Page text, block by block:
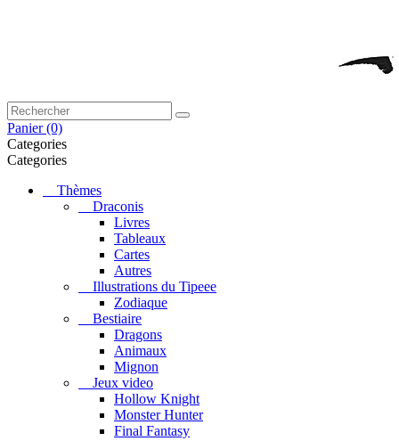
Panier (0)
Categories
Categories
Thèmes
Draconis
Livres
Tableaux
Cartes
Autres
Illustrations du Tipeee
Zodiaque
Bestiaire
Dragons
Animaux
Mignon
Jeux video
Hollow Knight
Monster Hunter
Final Fantasy